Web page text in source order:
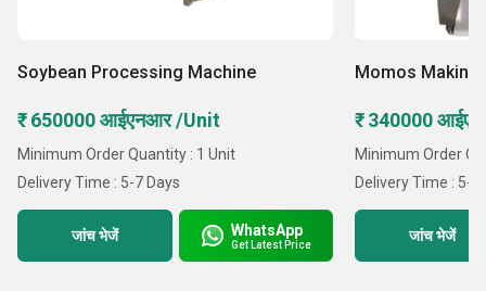
Soybean Processing Machine
₹ 650000 आईएनआर /Unit
Minimum Order Quantity : 1 Unit
Delivery Time : 5-7 Days
जांच भेजें WhatsApp
Get Latest Price
Momos Making
₹ 340000
Minimum Order
Delivery Time : 5-7
जांच भेजें